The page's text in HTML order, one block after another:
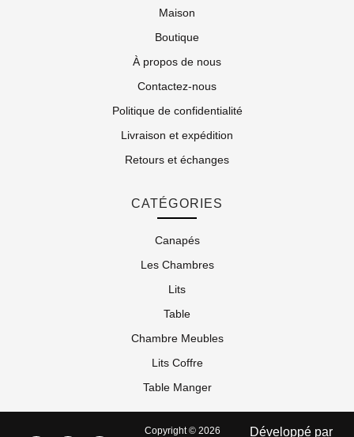
Maison
Boutique
À propos de nous
Contactez-nous
Politique de confidentialité
Livraison et expédition
Retours et échanges
CATÉGORIES
Canapés
Les Chambres
Lits
Table
Chambre Meubles
Lits Coffre
Table Manger
Copyright © 2026 Développé par